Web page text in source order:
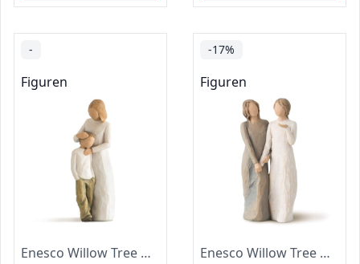
-
Figuren
Enesco Willow Tree Mother and Son Figurine
-17%
Figuren
Enesco Willow Tree My Sister My Friend Figurine